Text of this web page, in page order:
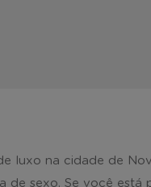
luxo na cidade de
de sexo. Se você